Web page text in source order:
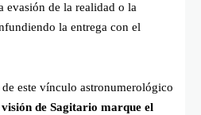
de la realidad o la
la entrega con el
este vínculo astronumerológico
de Sagitario marque el